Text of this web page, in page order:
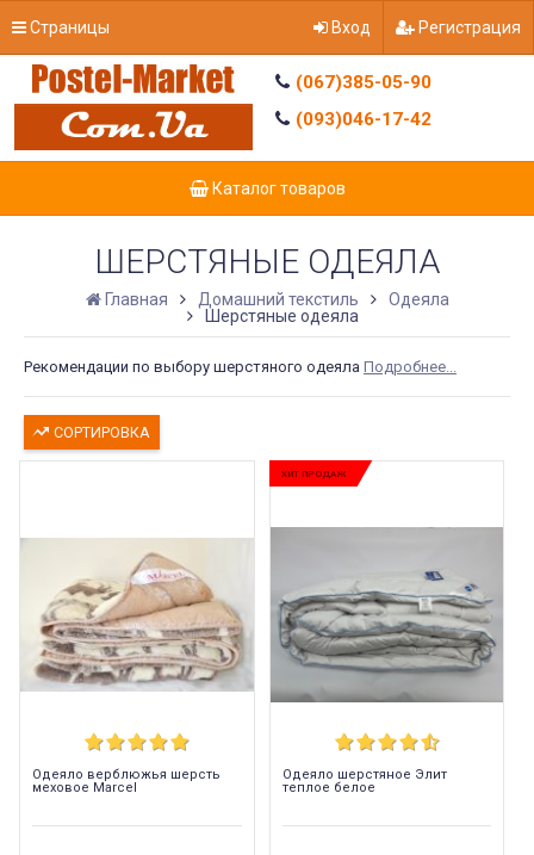
Страницы Вход Регистрация
(067)385-05-90
(093)046-17-42
Каталог товаров
ШЕРСТЯНЫЕ ОДЕЯЛА
Главная Домашний текстиль
Одеяла
Шерстяные одеяла
Рекомендации по выбору шерстяного одеяла Подробнее...
СОРТИРОВКА
Одеяло верблюжья шерсть
меховое Marcel
ХИТ ПРОДАЖ
Одеяло шерстяное Элит
теплое белое